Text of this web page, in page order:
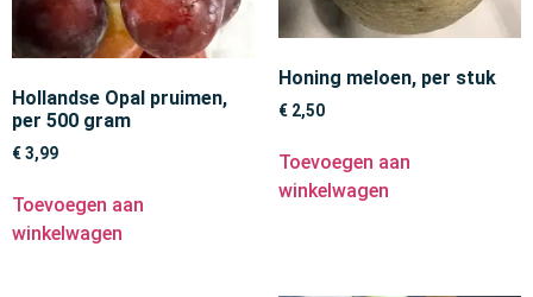
Hollandse Opal pruimen,
per 500 gram
€3,99
Toevoegen aan
winkelwagen
Honing meloen, per stuk
€ 2,50
Toevoegen aan
winkelwagen